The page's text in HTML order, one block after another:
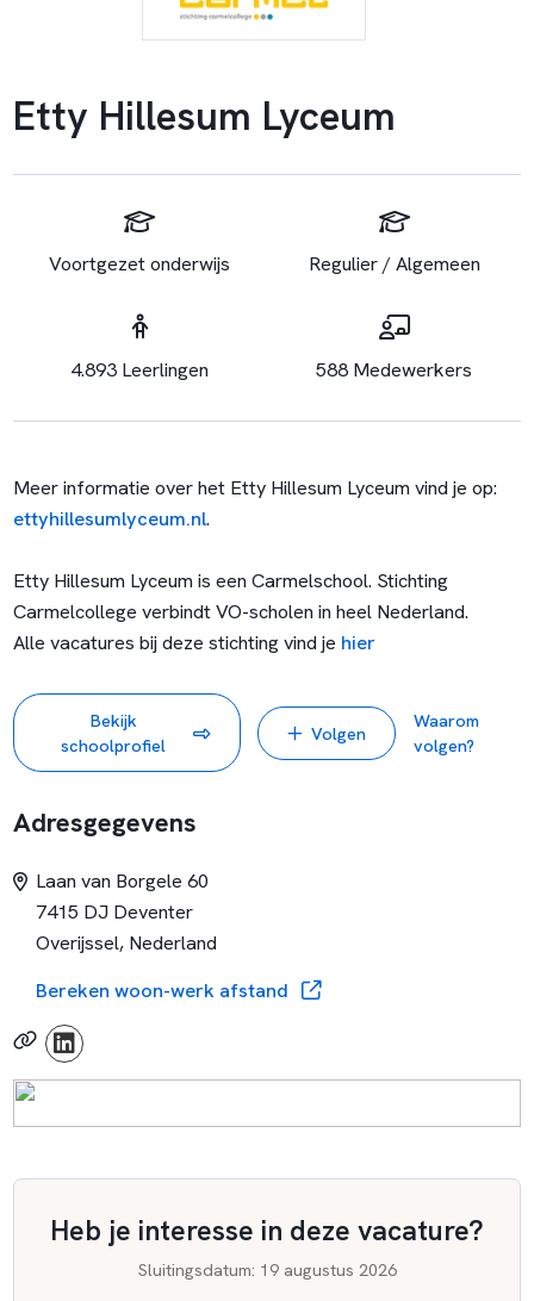
Etty Hillesum Lyceum
Voortgezet onderwijs Regulier / Algemeen
4.893 Leerlingen 588 Medewerkers
Meer informatie over het Etty Hillesum Lyceum vind je op:
ettyhillesumlyceum.nl.
Etty Hillesum Lyceum is een Carmelschool. Stichting
Carmelcollege verbindt VO-scholen in heel Nederland.
Alle vacatures bij deze stichting vind je hier
Bekijk
schoolprofiel
Volgen
Waarom
volgen?
Adresgegevens
Laan van Borgele 60
7415 DJ Deventer
Overijssel, Nederland
Bereken woon-werk afstand
Heb je interesse in deze vacature?
Sluitingsdatum: 19 augustus 2026